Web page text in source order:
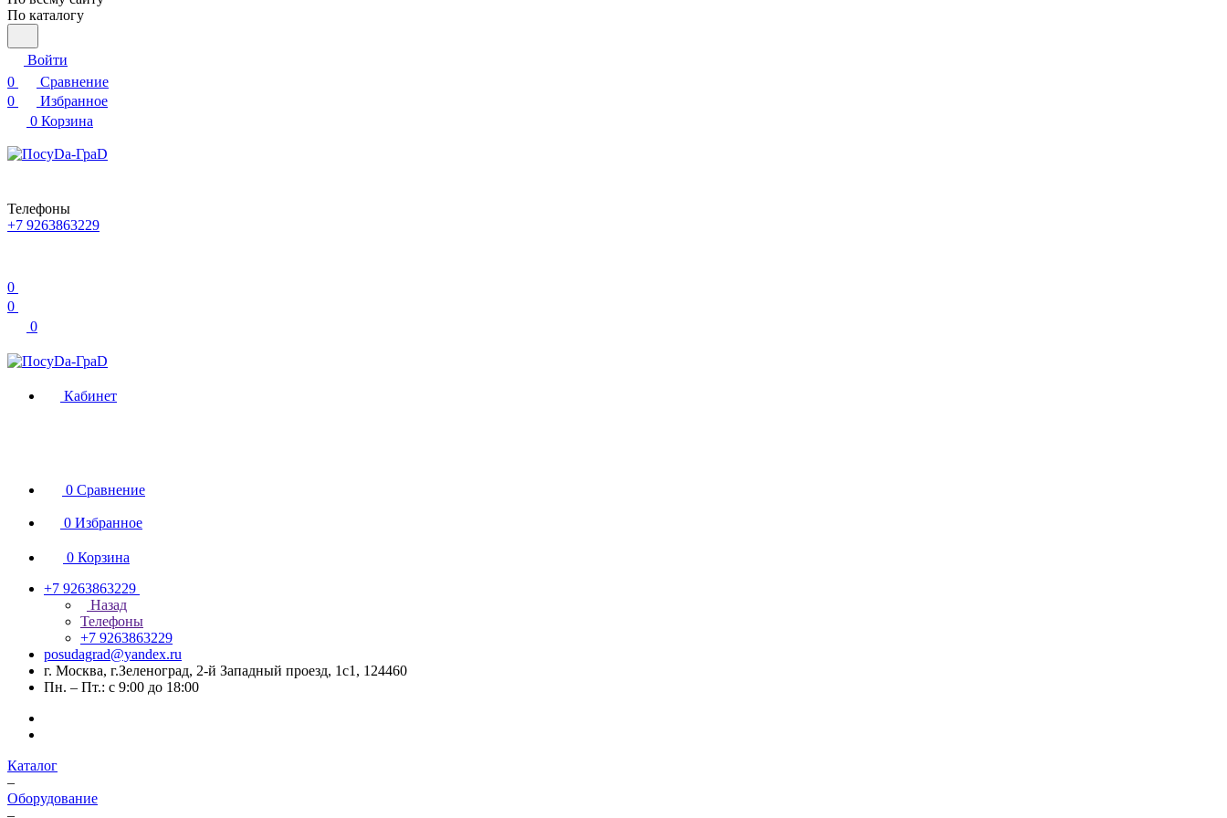
По каталогу
Войти
0
Сравнение
0
Избранное
0 Корзина
Телефоны
+7 9263863229
0
0
0
Кабинет
0 Сравнение
0 Избранное
0 Корзина
+7 9263863229
Назад
Телефоны
+7 9263863229
posudagrad@yandex.ru
г. Москва, г.Зеленоград, 2-й Западный проезд, 1с1, 124460
Пн. – Пт.: с 9:00 до 18:00
Каталог
–
Оборудование
–